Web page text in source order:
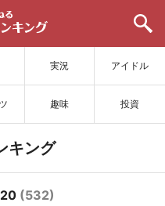
実況 アイドル
趣味 投資
更新
キング
(532)